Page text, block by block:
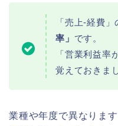
「売上-経費」
率」 です。
「営業利益率
覚えておきま
業種や年度で異なりま